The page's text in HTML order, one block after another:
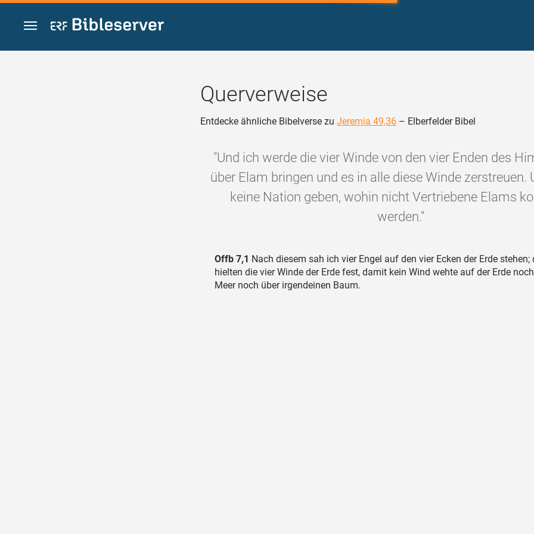
Zum Inhalt springen
Querverweise
Entdecke ähnliche Bibelverse zu Jeremia 49,36 – Elberfelder Bibel
"Und ich werde die vier Winde von den vier Enden des
über Elam bringen und es in alle diese Winde zerstreuen.
keine Nation geben, wohin nicht Vertriebene Elams
werden."
Offb 7,1 Nach diesem sah ich vier Engel auf den vier Ecken der Erde stehen;
hielten die vier Winde der Erde fest, damit kein Wind wehte auf der Erde
Meer noch über irgendeinen Baum.